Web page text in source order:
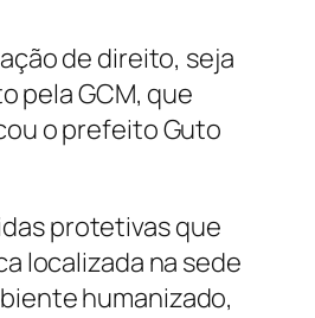
de direito, seja
pela GCM, que
o prefeito Guto
protetivas que
localizada na sede
humanizado,